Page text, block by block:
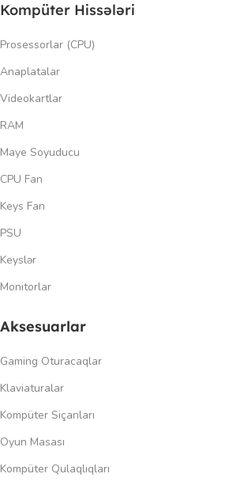
Kompüter Hissələri
Prosessorlar (CPU)
Anaplatalar
Videokartlar
RAM
Maye Soyuducu
CPU Fan
Keys Fan
PSU
Keyslər
Monitorlar
Aksesuarlar
Gaming Oturacaqlar
Klaviaturalar
Kompüter Siçanları
Oyun Masası
Kompüter Qulaqlıqları